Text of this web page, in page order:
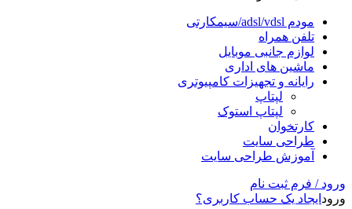
مودم adsl/vdsl/سیمکارتی
تلفن همراه
لوازم جانبی موبایل
ماشین های اداری
رایانه و تجهیزات کامپیوتری
لپتاپ
لپتاپ استوک
کارتخوان
طراحی سایت
آموزش طراحی سایت
ورود / فرم ثبت نام
ورود ایجاد یک حساب کاربری؟